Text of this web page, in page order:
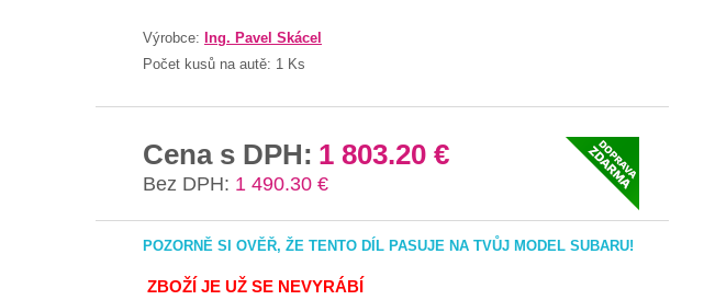
Výrobce: Ing. Pavel Skácel
Počet kusů na autě: 1 Ks
Cena s DPH: 1 803.20 €
Bez DPH: 1 490.30 €
POZORNĚ SI OVĚŘ, ŽE TENTO DÍL PASUJE NA TVŮJ MODEL SUBARU!
ZBOŽÍ JE UŽ SE NEVYRÁBÍ